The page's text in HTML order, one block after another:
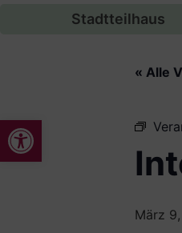
Werkzeugleiste öffnen
Stadtteilhaus
« Alle
März